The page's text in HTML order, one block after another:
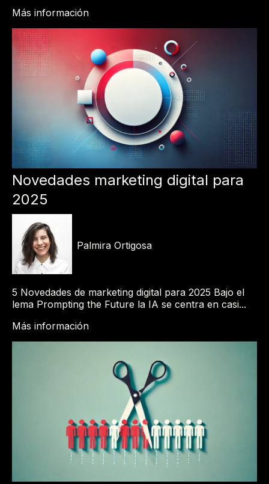
Más información
Novedades marketing digital para
2025
Palmira Ortigosa
5 Novedades de marketing digital para 2025 Bajo el
lema Prompting the Future la IA se centra en casi...
Más información